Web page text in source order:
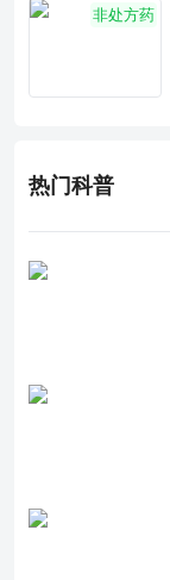
非处方药
热门科普